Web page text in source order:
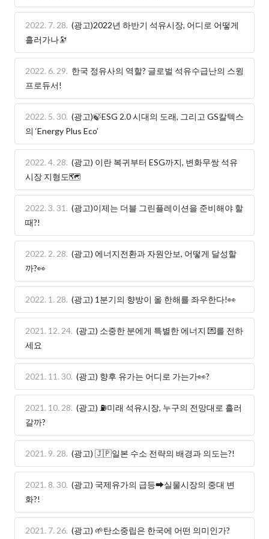
2022. 7. 28. (광고)2022년 하반기 석유시장, 어디로 어떻게
흘러가나🔭
2022. 6. 29. 한국 정유사의 역할? 글로벌 석유수급난의 스윙
프로듀서!
2022. 5. 30. (광고)🍃ESG 2.0 시대의 도래, 그리고 GS칼텍스
의 ‘Energy Plus Eco’
2022. 4. 28. (광고) 이란 복귀부터 ESG까지, 변화무쌍 석유
시장 지형도🗺️
2022. 3. 31. (광고)이제는 더블 그린플레이션을 준비해야 할
때?!
2022. 2. 28. (광고) 에너지전환과 자원안보, 어떻게 달성할
까?👀
2022. 1. 28. (광고) 1분기의 향방이 올 한해를 좌우한다!👀
2021. 12. 24. (광고) 소중한 분에게 특별한 에너지 💌를 전하
세요
2021. 11. 30. (광고) 향후 유가는 어디로 가는가👀?
2021. 10. 28. (광고) ⛽️미래 석유시장, 누구의 전망대로 흘러
갈까?
2021. 9. 28. (광고) 🇯🇵일본 수소 전략의 배경과 의도는?!
2021. 8. 30. (광고) 국제유가의 급등➡️실물시장의 중대 변
화?!
2021. 7. 26. (광고) 🌱탄소중립은 한국에 어떤 의미인가?